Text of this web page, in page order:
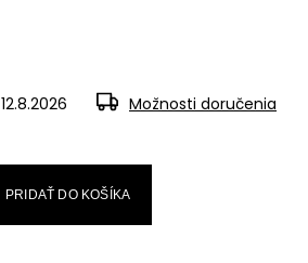
12.8.2026 Možnosti doručenia
PRIDAŤ DO KOŠÍKA